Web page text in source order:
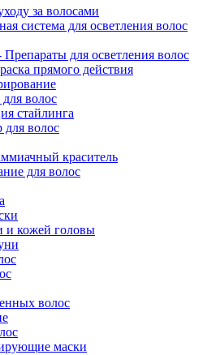
за волосами
система для осветления волос
для осветления волос
прямого действия
волос
стайлинга
для волос
краситель
для волос
и кожей головы
волос
маски